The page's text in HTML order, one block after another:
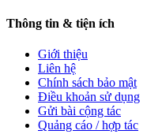
Thông tin & tiện ích
Giới thiệu
Liên hệ
Chính sách bảo mật
Điều khoản sử dụng
Gửi bài cộng tác
Quảng cáo / hợp tác